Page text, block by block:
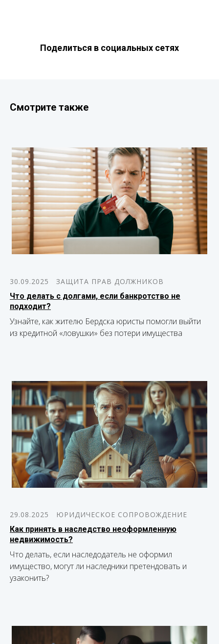
Поделиться в социальных сетях
Смотрите также
30.09.2025
ЗАЩИТА ПРАВ ДОЛЖНИКОВ
Что делать с долгами, если банкротство не
подходит?
Узнайте, как жителю Бердска юристы помогли выйти
из кредитной «ловушки» без потери имущества
29.08.2025
ЮРИДИЧЕСКОЕ СОПРОВОЖДЕНИЕ
Как принять в наследство неоформленную
недвижимость?
Что делать, если наследодатель не оформил
имущество, могут ли наследники претендовать и
узаконить?